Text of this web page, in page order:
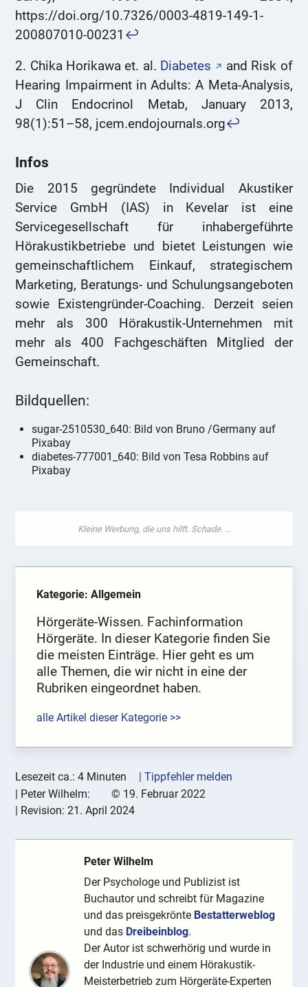
https://doi.org/10.7326/0003-4819-149-1-
200807010-00231 ↩
2. Chika Horikawa et. al. Diabetes
and Risk of
Hearing Impairment in Adults: A Meta-Analysis,
J Clin Endocrinol Metab, January 2013,
98(1):51–58, jcem.endojournals.org↩
Infos
Die 2015 gegründete Individual Akustiker
Service GmbH (IAS) in Kevelar ist eine
Servicegesellschaft für inhabergeführte
Hörakustikbetriebe und bietet Leistungen wie
gemeinschaftlichem Einkauf, strategischem
Marketing, Beratungs- und Schulungsangeboten
sowie Existengründer-Coaching. Derzeit seien
mehr als 300 Hörakustik-Unternehmen mit
mehr als 400 Fachgeschäften Mitglied der
Gemeinschaft.
Bildquellen:
sugar-2510530_640: Bild von Bruno /Germany auf
Pixabay
diabetes-777001_640: Bild von Tesa Robbins auf
Pixabay
Kategorie: Allgemein
Hörgeräte-Wissen. Fachinformation
Hörgeräte. In dieser Kategorie finden Sie
die meisten Einträge. Hier geht es um
alle Themen, die wir nicht in eine der
Rubriken eingeordnet haben.
alle Artikel dieser Kategorie >>
Lesezeit ca.: 4 Minuten
| Tippfehler melden
| Peter Wilhelm: © 19. Februar 2022
| Revision:21. April 2024
Peter Wilhelm
Der Psychologe und Publizist ist
Buchautor und schreibt für Magazine
und das preisgekrönte Bestatterweblog
und das Dreibeinblog.
Der Autor ist schwerhörig und wurde in
der Industrie und einem Hörakustik-
Meisterbetrieb zum Hörgeräte-Experten